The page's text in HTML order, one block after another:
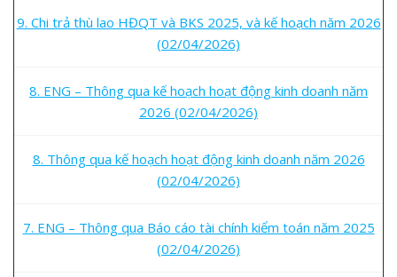
9. Chi trả thù lao HĐQT và BKS 2025, và kế hoạch năm 2026
(02/04/2026)
8. ENG – Thông qua kế hoạch hoạt động kinh doanh năm
2026 (02/04/2026)
8. Thông qua kế hoạch hoạt động kinh doanh năm 2026
(02/04/2026)
7. ENG – Thông qua Báo cáo tài chính kiểm toán năm 2025
(02/04/2026)